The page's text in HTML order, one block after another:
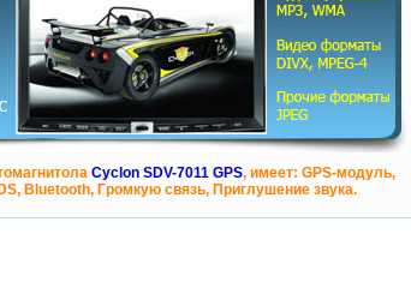
Cyclon SDV-7011 GPS, имеет: GPS-модуль,
Bluetooth, Громкую связь, Приглушение звука.